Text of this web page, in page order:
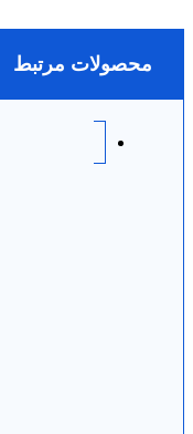
محصولات مرتبط